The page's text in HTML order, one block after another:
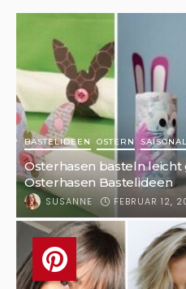
BASTELIDEEN OSTERN SAISONAL
Osterhasen basteln leicht
Osterhasen Bastelideen
SUSANNE FEBRUAR 12,